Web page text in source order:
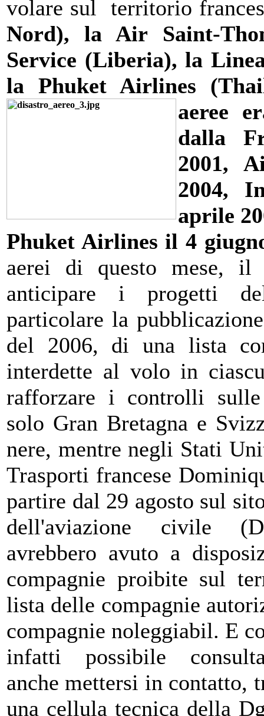
volare sul territorio
Nord), la Air Saint-
Service (Liberia), la
la Phuket Airlines
aeree
dalla
2001,
2004,
aprile
Phuket Airlines il 4
aerei di questo mese, il
anticipare i progetti
particolare la
del 2006, di una lista
interdette al volo in
rafforzare i controlli sulle
solo Gran Bretagna e
nere, mentre negli Stati
Trasporti francese
partire dal 29 agosto sul
dell'aviazione civile
avrebbero avuto a
compagnie proibite sul
lista delle compagnie
compagnie noleggiabil. E
infatti possibile
anche mettersi in contatto,
una cellula tecnica della